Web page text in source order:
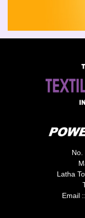
No.
Latha
Email ::